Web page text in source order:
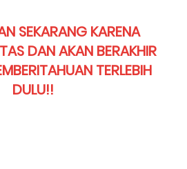
SEKARANG KARENA
DAN AKAN BERAKHIR
TERLEBIH
DULU!!